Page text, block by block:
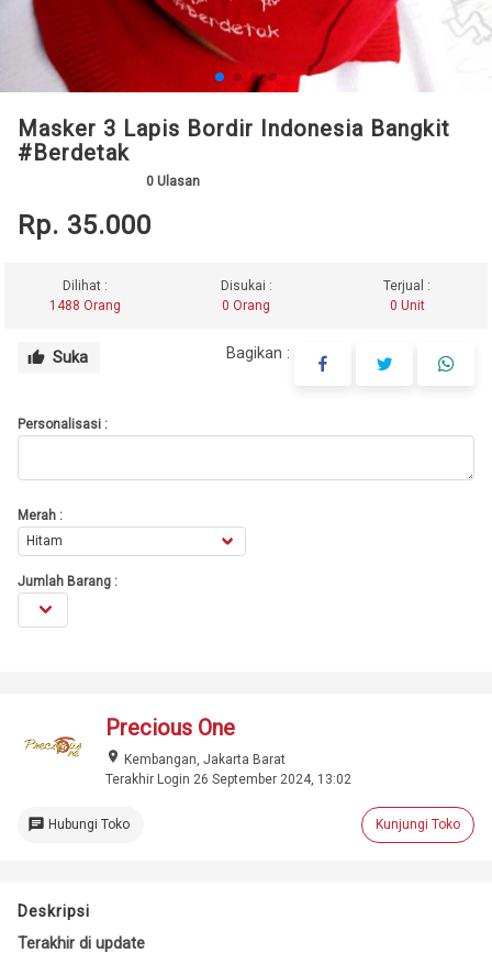
Masker 3 Lapis Bordir Indonesia Bangkit
#Berdetak
0 Ulasan
Rp. 35.000
Dilihat :
1488 Orang
Disukai :
0 Orang
Terjual :
0 Unit
thumb_up Suka Bagikan :
Personalisasi :
Merah :
Jumlah Barang :
Precious One
place Kembangan, Jakarta Barat
Terakhir Login 26 September 2024, 13:02
chat Hubungi Toko Kunjungi Toko
Deskripsi
Terakhir di update